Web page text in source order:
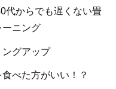
代からでも遅くない畳
ーニング
グアップ
べた方がいい！？